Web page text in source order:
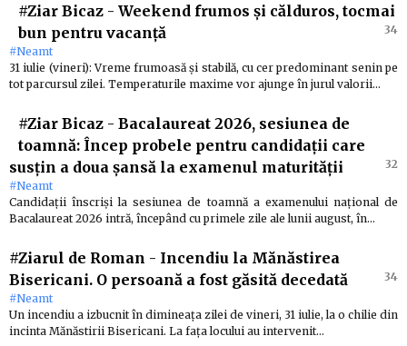
#Ziar Bicaz - Weekend frumos și călduros, tocmai
bun pentru vacanță
34
#Neamt
31 iulie (vineri): Vreme frumoasă și stabilă, cu cer predominant senin pe
tot parcursul zilei. Temperaturile maxime vor ajunge în jurul valorii…
#Ziar Bicaz - Bacalaureat 2026, sesiunea de
toamnă: Încep probele pentru candidații care
susțin a doua șansă la examenul maturității
32
#Neamt
Candidații înscriși la sesiunea de toamnă a examenului național de
Bacalaureat 2026 intră, începând cu primele zile ale lunii august, în…
#Ziarul de Roman - Incendiu la Mănăstirea
Bisericani. O persoană a fost găsită decedată
34
#Neamt
Un incendiu a izbucnit în dimineața zilei de vineri, 31 iulie, la o chilie din
incinta Mănăstirii Bisericani. La fața locului au intervenit…